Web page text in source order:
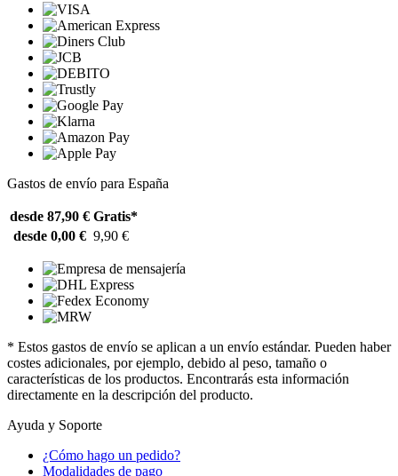
Gastos de envío para España
desde 87,90 € Gratis*
desde 0,00 € 9,90 €
* Estos gastos de envío se aplican a un envío estándar. Pueden haber
costes adicionales, por ejemplo, debido al peso, tamaño o
características de los productos. Encontrarás esta información
directamente en la descripción del producto.
Ayuda y Soporte
¿Cómo hago un pedido?
Modalidades de pago